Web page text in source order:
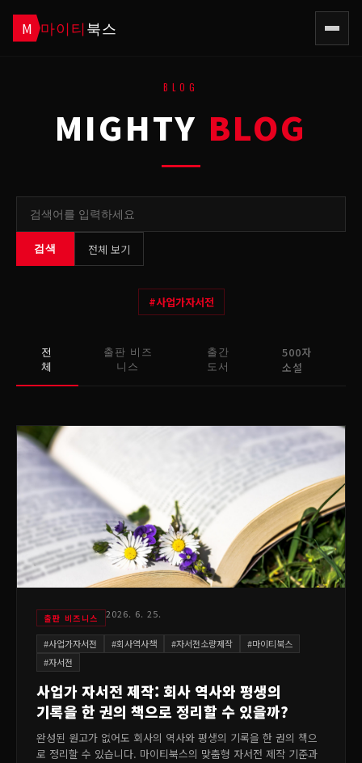
M 마이티북스
BLOG
MIGHTY BLOG
검색 전체 보기
#사업가자서전
전
체
출판 비즈
니스
출간
도서
500자
소설
출판 비즈니스 2026. 6. 25.
#사업가자서전 #회사역사책 #자서전소량제작 #마이티북스
#자서전
사업가 자서전 제작: 회사 역사와 평생의
기록을 한 권의 책으로 정리할 수 있을까?
완성된 원고가 없어도 회사의 역사와 평생의 기록을 한 권의 책으
로 정리할 수 있습니다. 마이티북스의 맞춤형 자서전 제작 기준과